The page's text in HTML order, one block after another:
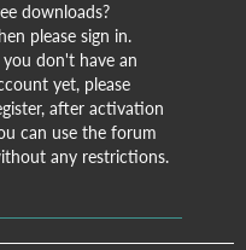
downloads?
please sign in.
you don't have an
yet, please
after activation
can use the forum
any restrictions.